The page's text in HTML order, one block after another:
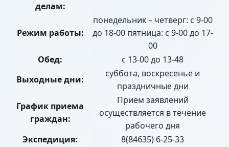
делам:
Режим работы:
понедельник – четверг: с 9-00
до 18-00 пятница: с 9-00 до 17-
00
Обед:
с 13-00 до 13-48
Выходные дни:
суббота, воскресенье и
праздничные дни
График приема
граждан:
Прием заявлений
осуществляется в течение
рабочего дня
Экспедиция:
8(84635) 6-25-33